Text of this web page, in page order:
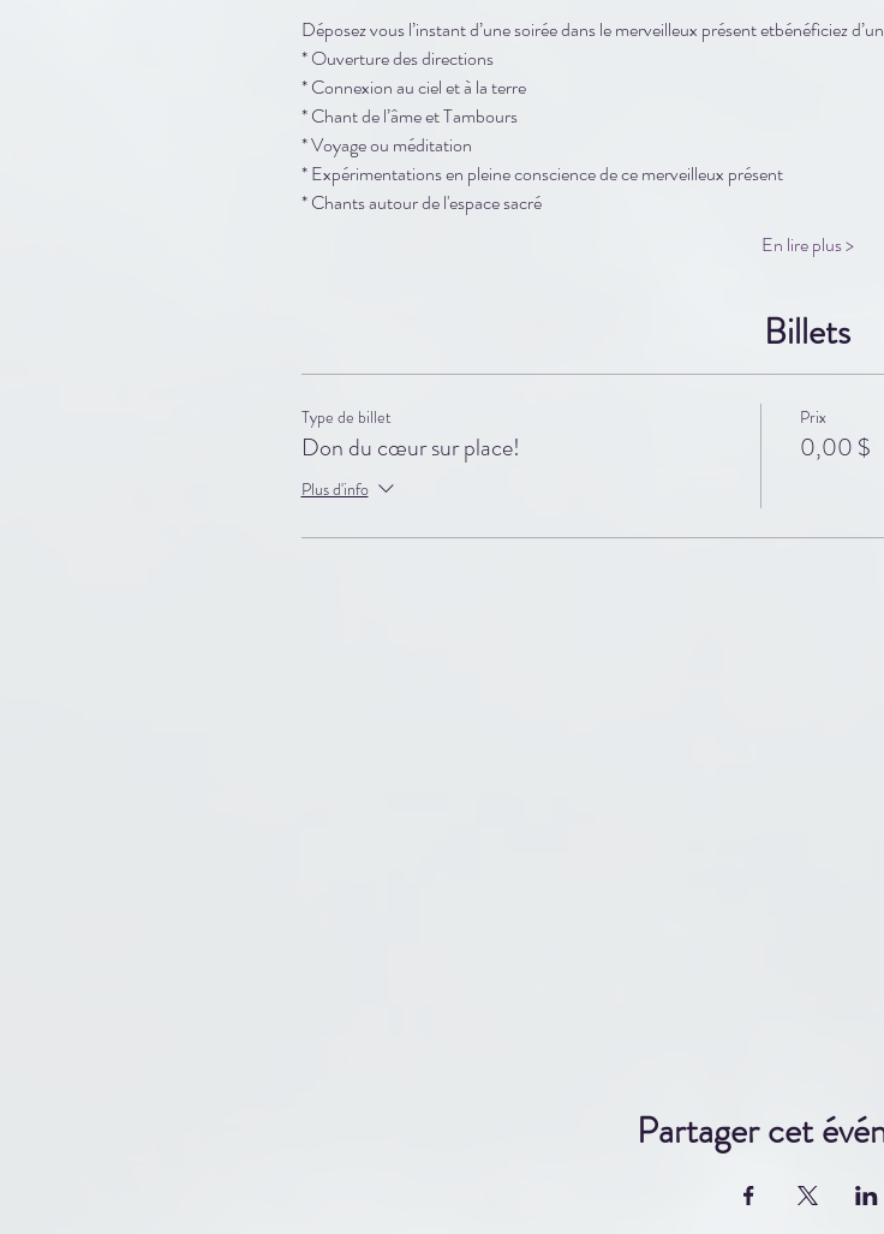
Déposez vous l’instant d’une soirée dans le merveilleux présent etbénéficiez
* Ouverture des directions
* Connexion au ciel et à la terre
* Chant de l’âme et Tambours
* Voyage ou méditation
* Expérimentations en pleine conscience de ce merveilleux présent
* Chants autour de l'espace sacré
En lire plus >
Billets
Type de billet
Don du cœur sur place!
Plus d'info
Prix
0,00 $
Partager cet